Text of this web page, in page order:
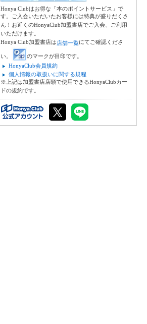
Honya Clubはお得な「本のポイントサービス」で
す。ご入会いただいたお客様には特典が盛りだくさ
ん！お近くのHonyaClub加盟書店でご入会、ご利用
いただけます。
Honya Club加盟書店は店舗一覧にてご確認くださ
い。
のマークが目印です。
HonyaClub会員規約
個人情報の取扱いに関する規程
※上記は加盟書店店頭で使用できるHonyaClubカー
ドの規約です。